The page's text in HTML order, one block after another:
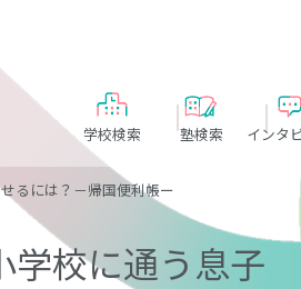
学校検索 塾検索 インタ
るには？－帰国便利帳ー
学校に通う息子